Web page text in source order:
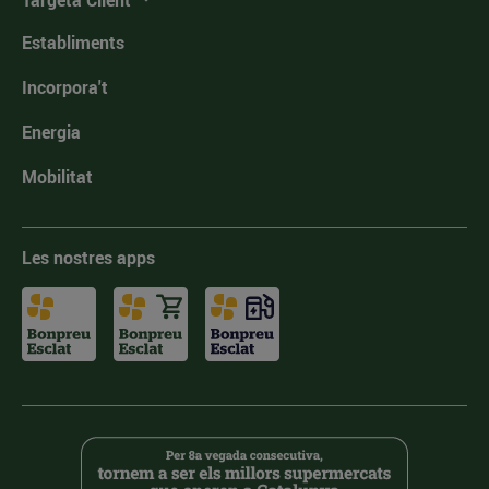
Establiments
Incorpora't
Energia
Mobilitat
Les nostres apps